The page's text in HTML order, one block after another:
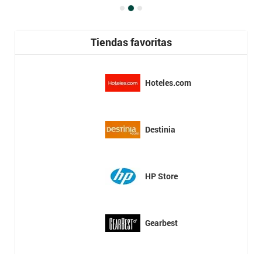
Tiendas favoritas
Hoteles.com
Destinia
HP Store
Gearbest